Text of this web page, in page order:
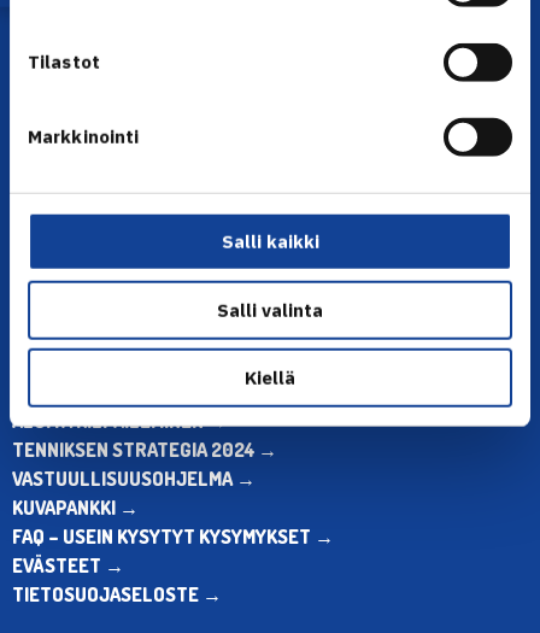
Tilastot
Markkinointi
Salli kaikki
Salli valinta
Kiellä
Olympiastadion, Paavo Nurmen tie 1, 00250 Helsinki
Toimiston puhelinajat:
Muina aikoina olkaa yhteydessä
KAIKKI YHTEYSTIEDOT →
ALOITA KILPAILEMINEN →
TENNIKSEN STRATEGIA 2024 →
VASTUULLISUUSOHJELMA →
KUVAPANKKI →
FAQ – USEIN KYSYTYT KYSYMYKSET →
EVÄSTEET →
TIETOSUOJASELOSTE →